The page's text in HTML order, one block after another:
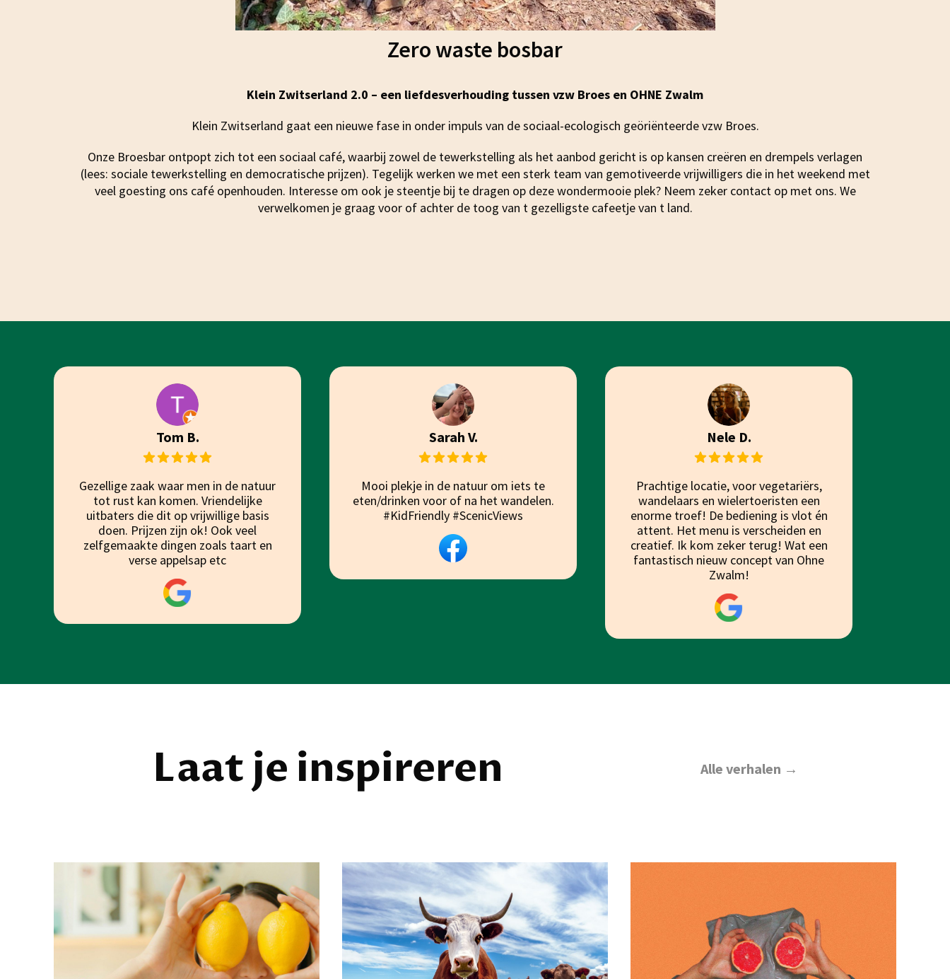
Zero waste bosbar
Klein Zwitserland 2.0 – een liefdesverhouding tussen vzw Broes en OHNE Zwalm
Klein Zwitserland gaat een nieuwe fase in onder impuls van de sociaal-ecologisch geöriënteerde vzw Broes.
Onze Broesbar ontpopt zich tot een sociaal café, waarbij zowel de tewerkstelling als het aanbod gericht is op kansen creëren en drempels verlagen
(lees: sociale tewerkstelling en democratische prijzen). Tegelijk werken we met een sterk team van gemotiveerde vrijwilligers die in het weekend met
veel goesting ons café openhouden. Interesse om ook je steentje bij te dragen op deze wondermooie plek? Neem zeker contact op met ons. We
verwelkomen je graag voor of achter de toog van t gezelligste cafeetje van t land.
Tom B.
Gezellige zaak waar men in de natuur
tot rust kan komen. Vriendelijke
uitbaters die dit op vrijwillige basis
doen. Prijzen zijn ok! Ook veel
zelfgemaakte dingen zoals taart en
verse appelsap etc
Sarah V.
Mooi plekje in de natuur om iets te
eten/drinken voor of na het wandelen.
#KidFriendly #ScenicViews
Nele D.
Prachtige locatie, voor vegetariërs,
wandelaars en wielertoeristen een
enorme troef! De bediening is vlot én
attent. Het menu is verscheiden en
creatief. Ik kom zeker terug! Wat een
fantastisch nieuw concept van Ohne
Zwalm!
Laat je inspireren Alle verhalen →